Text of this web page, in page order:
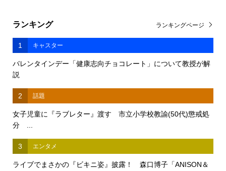
ランキング
1 キャスター
バレンタインデー「健康志向チョコレート」について教授が解
説
2 話題
女子児童に『ラブレター』渡す 市立小学校教諭(50代)懲戒処
分 ...
3 エンタメ
ライブでまさかの『ビキニ姿』披露！ 森口博子「ANISON＆
ランキングページ